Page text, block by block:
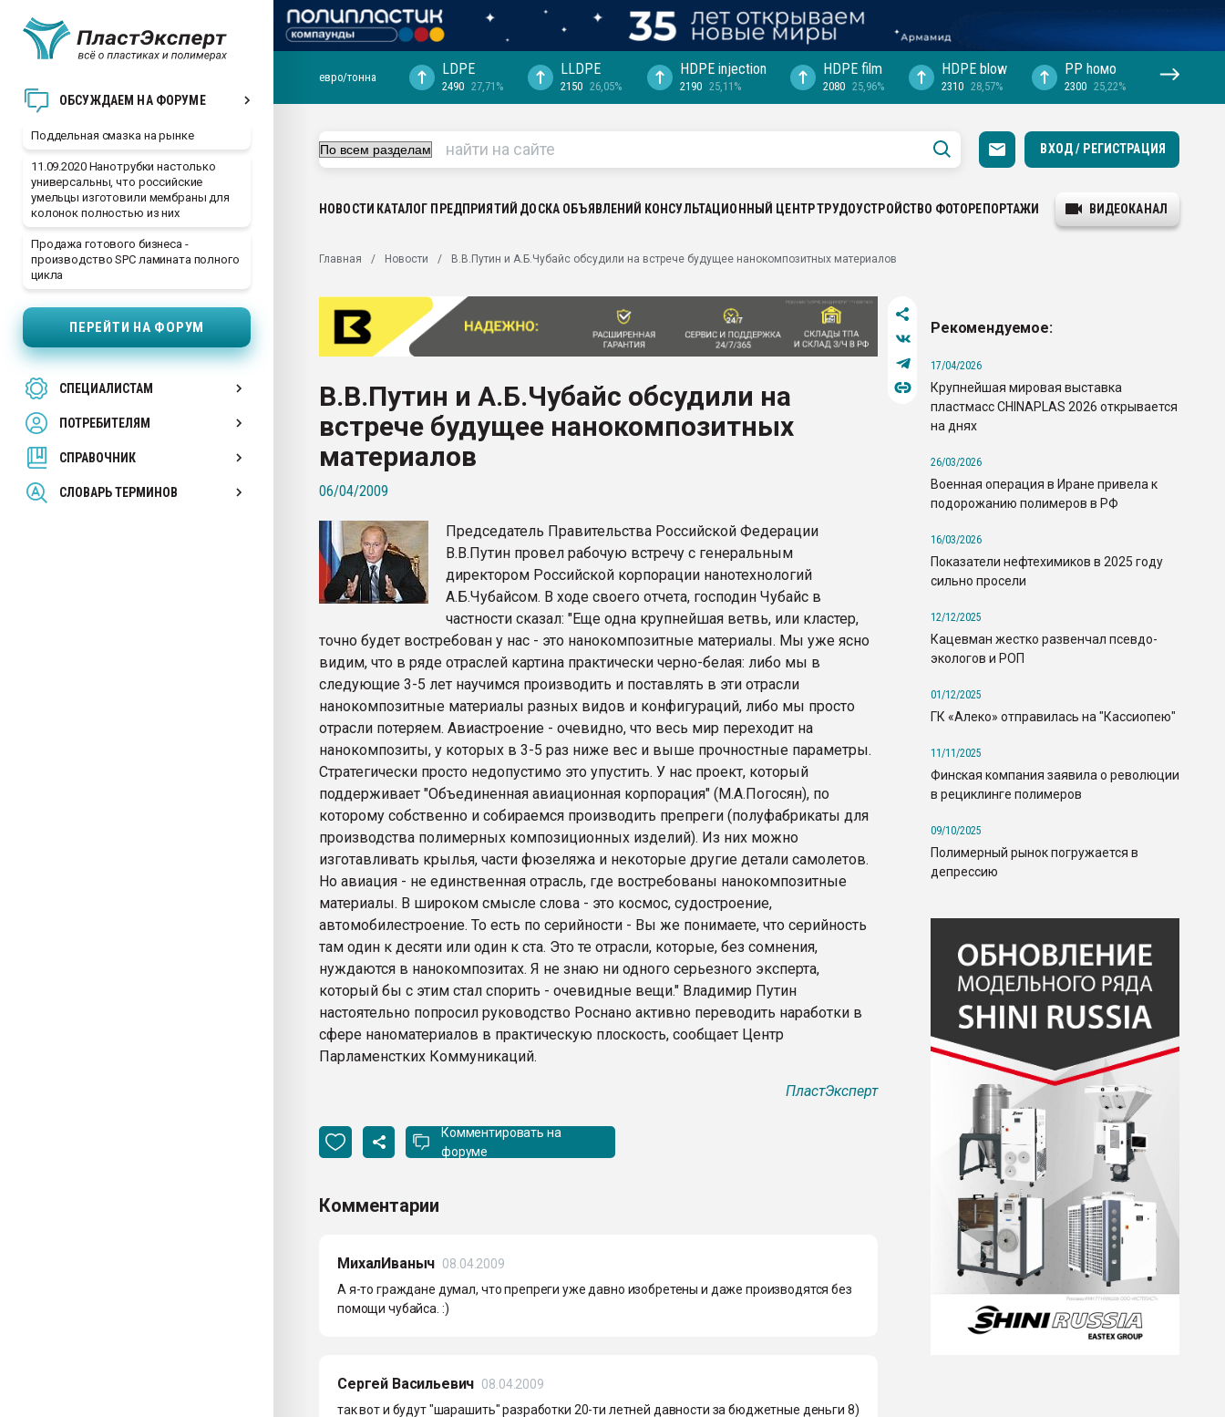
ОБСУЖДАЕМ НА ФОРУМЕ
Поддельная смазка на рынке
11.09.2020 Нанотрубки настолько
универсальны, что российские
умельцы изготовили мембраны для
колонок полностью из них
Продажа готового бизнеса -
производство SPC ламината полного
цикла
ПЕРЕЙТИ НА ФОРУМ
СПЕЦИАЛИСТАМ
ПОТРЕБИТЕЛЯМ
СПРАВОЧНИК
СЛОВАРЬ ТЕРМИНОВ
ближайшее подмосковье, с.-в.
Подмосковье, Москва
первый план в переработке
28.07.2026 "Технониколь" довольна
Всё, что касается выдува ПЭТ
Материал поверхности пуансона для
Продам отходы Композиция
поликарбоната и АБС-пластика
Armaloy PC/ABS-1IM черный цвет
ПЕРЕЙТИ НА ФОРУМ
евро/тонна LDPE
2490 27,71%
LLDPE
2150 26,05%
HDPE injection
2190 25,11%
HDPE film
2080 25,96%
HDPE blow
2310 28,57%
PP hомо
2300 25,22%
ВХОД / РЕГИСТРАЦИЯ
НОВОСТИ КАТАЛОГ ПРЕДПРИЯТИЙ ДОСКА ОБЪЯВЛЕНИЙ КОНСУЛЬТАЦИОННЫЙ ЦЕНТРТРУДОУСТРОЙСТВО ФОТОРЕПОРТАЖИ ВИДЕОКАНАЛ
Главная Новости В.В.Путин и А.Б.Чубайс обсудили на встрече будущее нанокомпозитных материалов
В.В.Путин и А.Б.Чубайс обсудили на
встрече будущее нанокомпозитных
материалов
06/04/2009
Председатель Правительства Российской Федерации
В.В.Путин провел рабочую встречу с генеральным
директором Российской корпорации нанотехнологий
А.Б.Чубайсом. В ходе своего отчета, господин Чубайс в
частности сказал: "Еще одна крупнейшая ветвь, или кластер,
точно будет востребован у нас - это нанокомпозитные материалы. Мы уже ясно
видим, что в ряде отраслей картина практически черно-белая: либо мы в
следующие 3-5 лет научимся производить и поставлять в эти отрасли
нанокомпозитные материалы разных видов и конфигураций, либо мы просто
отрасли потеряем. Авиастроение - очевидно, что весь мир переходит на
нанокомпозиты, у которых в 3-5 раз ниже вес и выше прочностные параметры.
Стратегически просто недопустимо это упустить. У нас проект, который
поддерживает "Объединенная авиационная корпорация" (М.А.Погосян), по
которому собственно и собираемся производить препреги (полуфабрикаты для
производства полимерных композиционных изделий). Из них можно
изготавливать крылья, части фюзеляжа и некоторые другие детали самолетов.
Но авиация - не единственная отрасль, где востребованы нанокомпозитные
материалы. В широком смысле слова - это космос, судостроение,
автомобилестроение. То есть по серийности - Вы же понимаете, что серийность
там один к десяти или один к ста. Это те отрасли, которые, без сомнения,
нуждаются в нанокомпозитах. Я не знаю ни одного серьезного эксперта,
который бы с этим стал спорить - очевидные вещи." Владимир Путин
настоятельно попросил руководство Роснано активно переводить наработки в
сфере наноматериалов в практическую плоскость, сообщает Центр
Парламенстких Коммуникаций.
ПластЭксперт
Комментировать на
форуме
Комментарии
МихалИваныч 08.04.2009
А я-то граждане думал, что препреги уже давно изобретены и даже производятся без
помощи чубайса. :)
Сергей Васильевич 08.04.2009
так вот и будут "шарашить" разработки 20-ти летней давности за бюджетные деньги 8)
Рекомендуемое:
17/04/2026
Крупнейшая мировая выставка
пластмасс CHINAPLAS 2026 открывается
на днях
26/03/2026
Военная операция в Иране привела к
подорожанию полимеров в РФ
16/03/2026
Показатели нефтехимиков в 2025 году
сильно просели
12/12/2025
Кацевман жестко развенчал псевдо-
экологов и РОП
01/12/2025
ГК «Алеко» отправилась на "Кассиопею"
11/11/2025
Финская компания заявила о революции
в рециклинге полимеров
09/10/2025
Полимерный рынок погружается в
депрессию